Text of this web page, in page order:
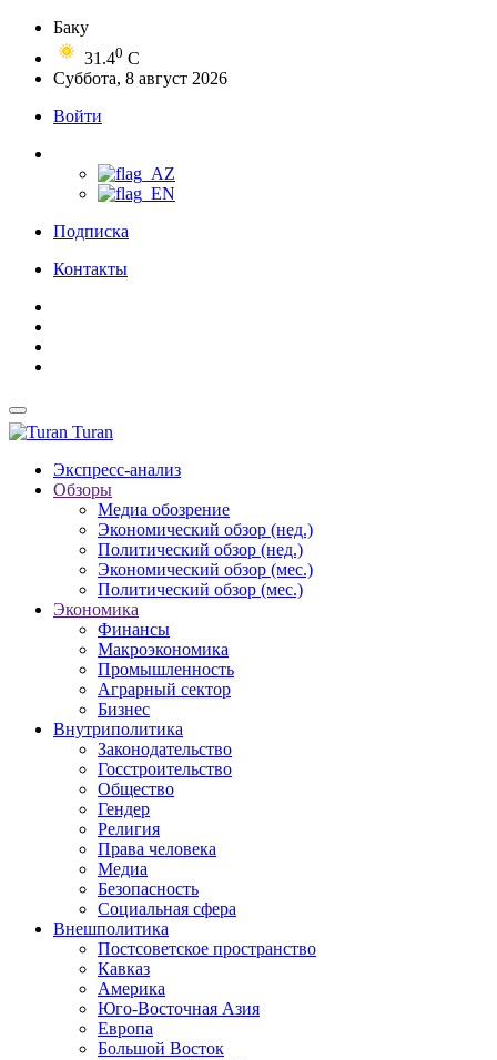
Баку
31.40 C
Суббота, 8 август 2026
Войти
Подписка
Контакты
Turan
Экспресс-анализ
Обзоры
Медиа обозрение
Экономический обзор (нед.)
Политический обзор (нед.)
Экономический обзор (мес.)
Политический обзор (мес.)
Экономика
Финансы
Макроэкономика
Промышленность
Аграрный сектор
Бизнес
Внутриполитика
Законодательство
Госстроительство
Общество
Гендер
Религия
Права человека
Медиа
Безопасность
Социальная сфера
Внешполитика
Постсоветское пространство
Кавказ
Америка
Юго-Восточная Азия
Европа
Большой Восток